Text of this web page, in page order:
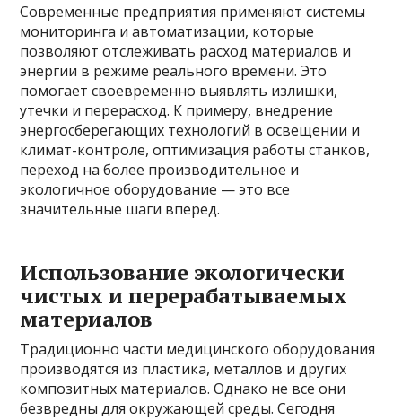
Современные предприятия применяют системы
мониторинга и автоматизации, которые
позволяют отслеживать расход материалов и
энергии в режиме реального времени. Это
помогает своевременно выявлять излишки,
утечки и перерасход. К примеру, внедрение
энергосберегающих технологий в освещении и
климат-контроле, оптимизация работы станков,
переход на более производительное и
экологичное оборудование — это все
значительные шаги вперед.
Использование экологически
чистых и перерабатываемых
материалов
Традиционно части медицинского оборудования
производятся из пластика, металлов и других
композитных материалов. Однако не все они
безвредны для окружающей среды. Сегодня